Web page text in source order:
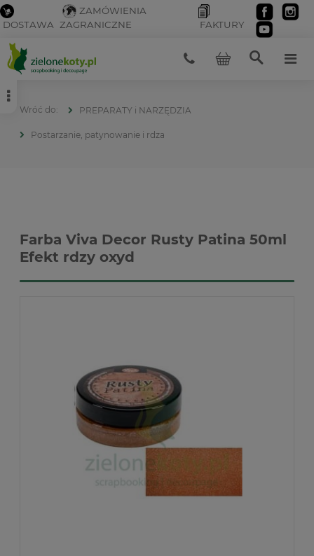
DOSTAWA
ZAMÓWIENIA
ZAGRANICZNE
FAKTURY
PREPARATY i NARZĘDZIA
Postarzanie, patynowanie i rdza
Farba Viva Decor Rusty Patina 50ml
Efekt rdzy oxyd